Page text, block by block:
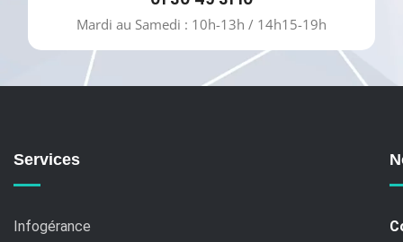
Mardi au Samedi : 10h-13h / 14h15-19h
Services
Infogérance